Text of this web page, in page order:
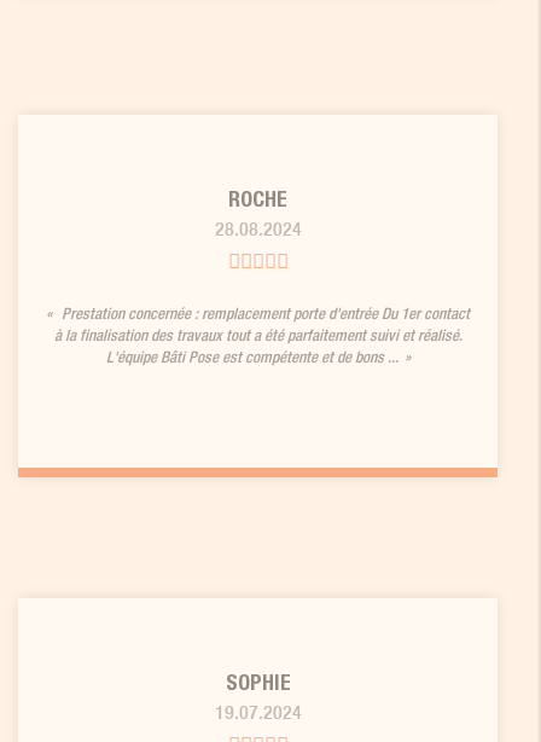
ROCHE
28.08.2024
Prestation concernée : remplacement porte d'entrée Du 1er contact
à la finalisation des travaux tout a été parfaitement suivi et réalisé.
L'équipe Bâti Pose est compétente et de bons ...
SOPHIE
19.07.2024